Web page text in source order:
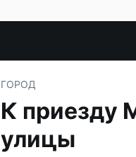
ГОРОД
К приезду
улицы